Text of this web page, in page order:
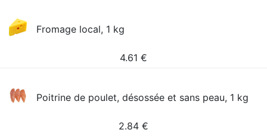
Fromage local, 1 kg
4.61 €
Poitrine de poulet, désossée et sans peau, 1 kg
2.84 €